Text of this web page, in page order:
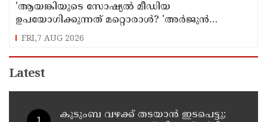
'ആയങ്കിയുടെ സോഷ്യൽ മീഡിയ
ഉപയോഗിക്കുന്നത് മറ്റൊരാൾ? 'അർജുൻ
ആയങ്കിയെ പൂട്ടാനൊരുങ്ങി പൊലീസ്';
കൊച്ചിയിൽ വ്യാപക പരിശോധന
FRI,7 AUG 2026
Latest
കുടുംബ വഴക്ക് തടയാന്‍ ഇടപെട്ടു;